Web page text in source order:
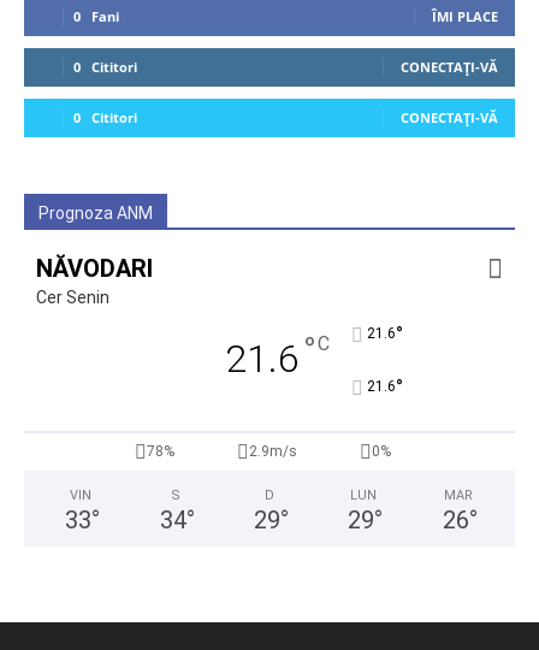
0 Fani ÎMI PLACE
0 Cititori CONECTAȚI-VĂ
0 Cititori CONECTAȚI-VĂ
Prognoza ANM
NĂVODARI
Cer Senin
21.6 °C 21.6°
21.6°
78% 2.9m/s 0%
VIN
33°
S
34°
D
29°
LUN
29°
MAR
26°